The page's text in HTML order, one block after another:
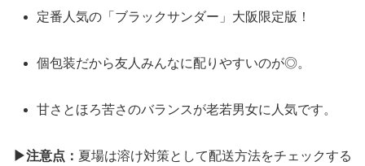
定番人気の「ブラックサンダー」大阪限定版！
個包装だから友人みんなに配りやすいのが◎。
甘さとほろ苦さのバランスが老若男女に人気です。
▶注意点： 夏場は溶け対策として配送方法をチェックする